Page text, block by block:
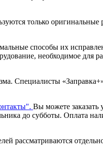
только оригинальные
способы их
необходимое для
Специалисты
Вы можете заказать
до субботы. Оплата
рассматриваются